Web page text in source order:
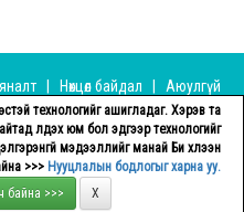
Нөхцөл байдал
Аюулгүй
Төлбөрийн аргууд|Бидэнтэй
Нэвтрэх
Rights Reserved.
технологийг ашигладаг. Хэрэв та
үлдэх юм бол эдгээр технологийг
мэдээллийг манай Би хүлээн
>>> Нууцлалын бодлогыг харна уу.
байна >>>
X